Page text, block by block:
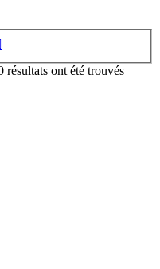
résultats ont été trouvés